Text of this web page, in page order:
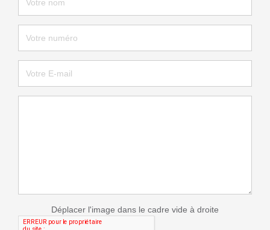
Déplacer l'image dans le cadre vide à droite